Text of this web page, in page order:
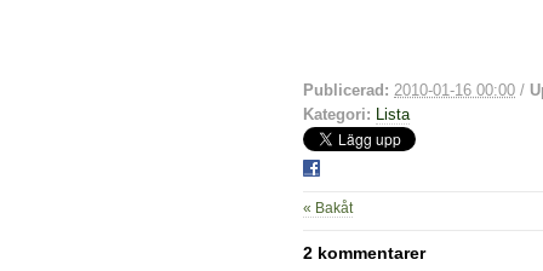
Publicerad: 2010-01-16 00:00 /
Kategori: Lista
« Bakåt
2 kommentarer